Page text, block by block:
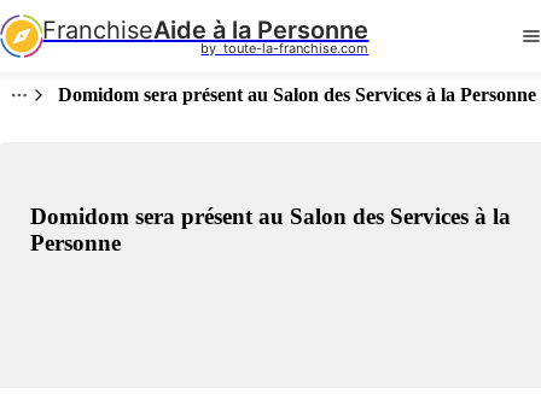
FranchiseAide à la Personne
by  toute-la-franchise.com
Domidom sera présent au Salon des Services à la Personne
Domidom sera présent au Salon des Services à la
Personne